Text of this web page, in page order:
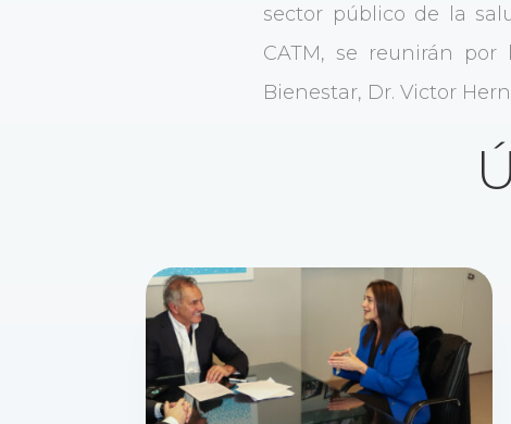
sector público de la
CATM, se reunirán
Bienestar, Dr. Victor